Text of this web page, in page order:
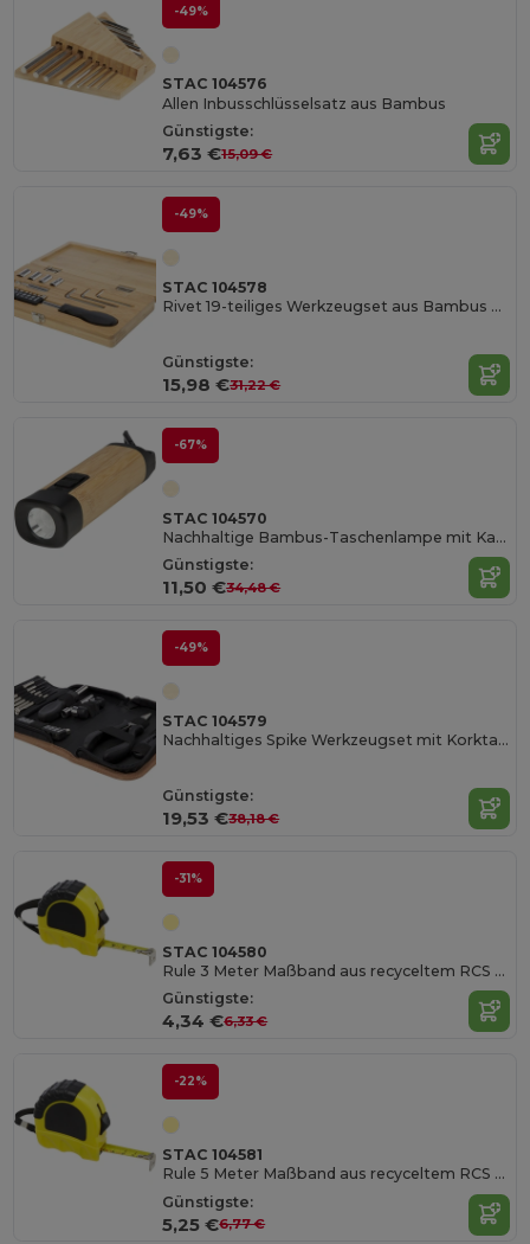
-49%
STAC 104576
Allen Inbusschlüsselsatz aus Bambus
Günstigste:
7,63 €15,09 €
-49%
STAC 104578
Rivet 19-teiliges Werkzeugset aus Bambus und recyceltem Kunststoff
Günstigste:
15,98 €31,22 €
-67%
STAC 104570
Nachhaltige Bambus-Taschenlampe mit Karabiner
Günstigste:
11,50 €34,48 €
-49%
STAC 104579
Nachhaltiges Spike Werkzeugset mit Korktasche
Günstigste:
19,53 €38,18 €
-31%
STAC 104580
Rule 3 Meter Maßband aus recyceltem RCS Kunststoff
Günstigste:
4,34 €6,33 €
-22%
STAC 104581
Rule 5 Meter Maßband aus recyceltem RCS Kunststoff
Günstigste:
5,25 €6,77 €